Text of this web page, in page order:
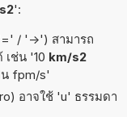
':
/ '->') สามารถ
เช่น '10 km/s2
fpm/s'
อาจใช้ 'u' ธรรมดา